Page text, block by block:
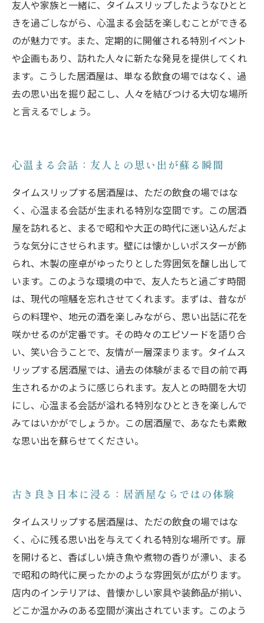
友人や家族と一緒に、タイムスリップしたようなひとと
きを過ごしながら、心温まる会話を楽しむことができる
のが魅力です。また、定期的に開催される特別イベント
や企画もあり、訪れた人々に新たな発見を提供してくれ
ます。こうした居酒屋は、単なる飲食の場ではなく、過
去の思い出を掘り起こし、人々を結びつける大切な場所
と言えるでしょう。
心温まる会話：友人との思い出が蘇る瞬間
タイムスリップする居酒屋は、ただの飲食の場ではな
く、心温まる会話が生まれる特別な空間です。この居酒
屋を訪れると、まるで昭和や大正の時代に迷い込んだよ
うな気分にさせられます。壁には懐かしいポスターが飾
られ、木製の座卓がゆったりとした雰囲気を醸し出して
います。このような環境の中で、友人たちと過ごす時間
は、現代の喧騒を忘れさせてくれます。まずは、昔なが
らの料理や、地元の酒を楽しみながら、思い出話に花を
咲かせるのが定番です。その時々のエピソードを語り合
い、笑い合うことで、友情が一層深まります。タイムス
リップする居酒屋では、過去の体験がまるで目の前で再
生されるかのように感じられます。友人との時間を大切
にし、心温まる会話が溢れる特別なひとときを楽しんで
みてはいかがでしょうか。この居酒屋で、あなたも素敵
な思い出を蘇らせてください。
古き良き日本に浸る：居酒屋ならではの体験
タイムスリップする居酒屋は、ただの飲食の場ではな
く、心に残る思い出を与えてくれる特別な場所です。扉
を開けると、香ばしい焼き魚や煮物の香りが漂い、まる
で昭和の時代に戻ったかのような雰囲気が広がります。
店内のインテリアは、昔懐かしい家具や装飾品が揃い、
どこか温かみのある空間が演出されています。このよう